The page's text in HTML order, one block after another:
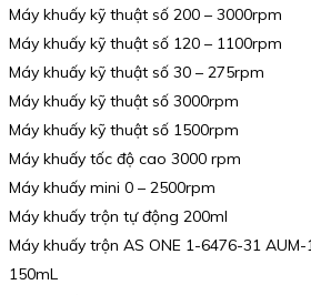
Máy khuấy kỹ thuật số 200 – 3000rpm
Máy khuấy kỹ thuật số 120 – 1100rpm
Máy khuấy kỹ thuật số 30 – 275rpm
Máy khuấy kỹ thuật số 3000rpm
Máy khuấy kỹ thuật số 1500rpm
Máy khuấy tốc độ cao 3000 rpm
Máy khuấy mini 0 – 2500rpm
Máy khuấy trộn tự động 200ml
Máy khuấy trộn AS ONE 1-6476-31
150mL